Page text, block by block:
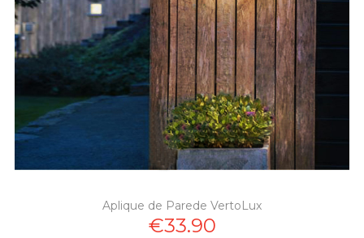
Aplique de Parede VertoLux
€33.90